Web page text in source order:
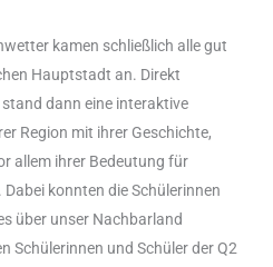
kamen schließlich alle gut
Hauptstadt an. Direkt
dann eine interaktive
Region mit ihrer Geschichte,
allem ihrer Bedeutung für
konnten die Schülerinnen
über unser Nachbarland
Schülerinnen und Schüler der Q2